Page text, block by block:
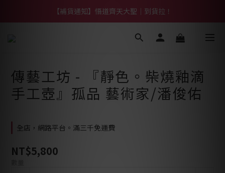
【熱門】馬上有系列！四種寶物幫你財運「轉」進來
【補貨通知】悟道齊天大聖｜到貨拉！
【熱門】馬上有系列！四種寶物幫你財運「轉」進來
傳藝工坊 - 『靜色。柴燒釉滴
手工壺』孤品 藝術家/潘俊佑
全店，網路平台。滿三千免運費
NT$5,800